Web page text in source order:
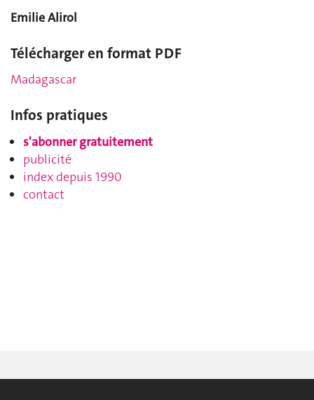
Emilie Alirol
Télécharger en format PDF
Madagascar
Infos pratiques
s'abonner gratuitement
publicité
index depuis 1990
contact